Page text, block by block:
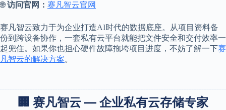
🌐访问官网： 赛凡智云官网
赛凡智云致力于为企业打造AI时代的数据底座。从项目资料备
份到跨设备协作，一套私有云平台就能把文件安全和交付效率一
起兜住。如果你也担心硬件故障拖垮项目进度，不妨了解一下赛
凡智云的解决方案。
🏢 赛凡智云 — 企业私有云存储专家